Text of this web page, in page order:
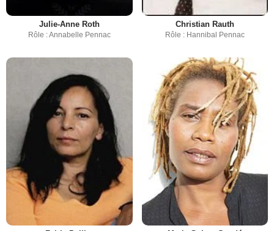
Julie-Anne Roth
Rôle : Annabelle Pennac
Christian Rauth
Rôle : Hannibal Pennac